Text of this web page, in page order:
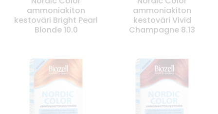
ammoniakiton
kestoväri Bright Pearl
Blonde 10.0
ammoniakiton
kestoväri Vivid
Champagne 8.13